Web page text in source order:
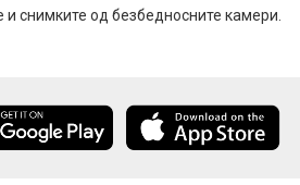
снимките од безбедносните камери.